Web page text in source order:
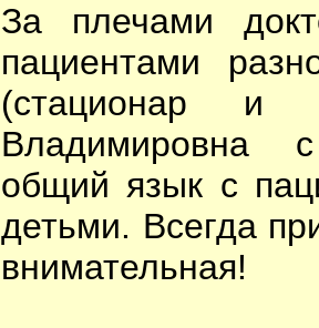
За плечами
пациентами
(стационар и
Владимировна
общий язык с
детьми. Всегда
внимательная!